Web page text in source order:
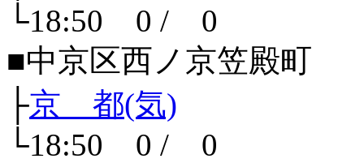
└18:50 0 / 0
■中京区西ノ京笠殿町
├京 都(気)
└18:50 0 / 0